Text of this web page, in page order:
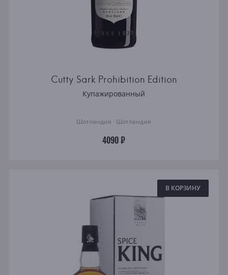
Cutty Sark Prohibition Edition
Купажированный
Шотландия · Шотландия
4090 ₽
В КОРЗИНУ